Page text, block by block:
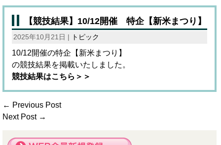
【競技結果】10/12開催 特企【新米まつり】
2025年10月21日 | トピック
10/12開催の特企【新米まつり】
の競技結果を掲載いたしました。
競技結果はこちら＞＞
← Previous Post
Next Post →